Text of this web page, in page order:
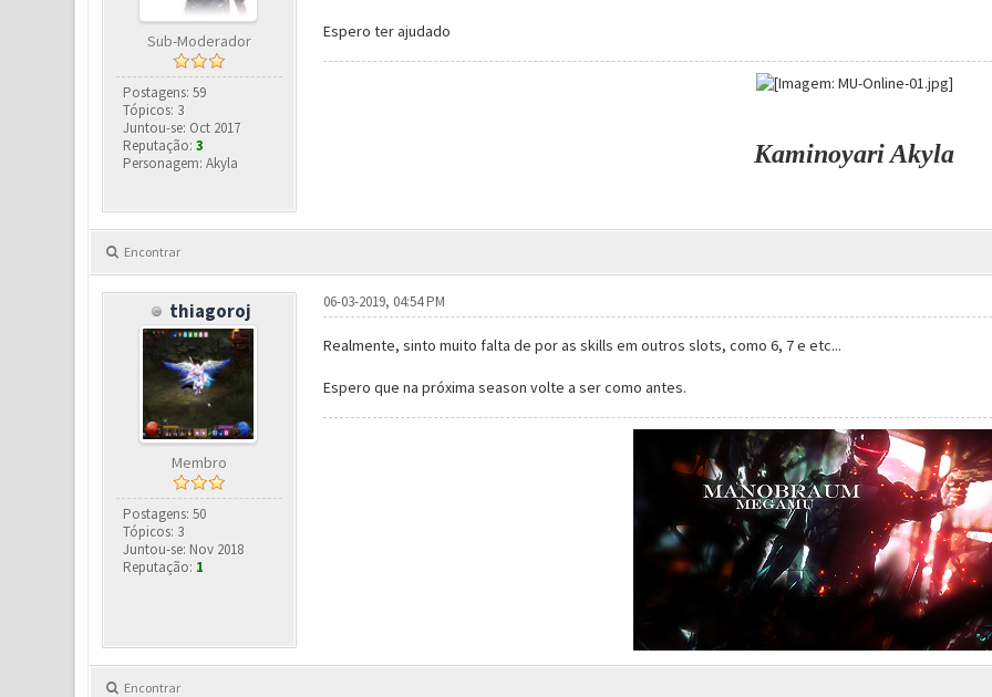
Sub-Moderador
Postagens: 59
Tópicos: 3
Juntou-se: Oct 2017
Reputação:3
Personagem: Akyla
Espero ter ajudado
Kaminoyari Akyla
Encontrar
thiagoroj
Membro
Postagens: 50
Tópicos: 3
Juntou-se: Nov 2018
Reputação: 1
06-03-2019, 04:54 PM
Realmente, sinto muito falta de por as skills em outros slots, como 6, 7 e etc...
Espero que na próxima season volte a ser como antes.
Encontrar